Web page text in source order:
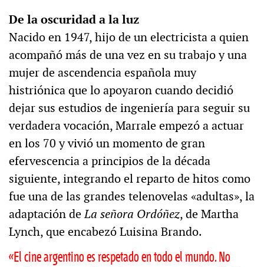
De la oscuridad a la luz
Nacido en 1947, hijo de un electricista a quien
acompañó más de una vez en su trabajo y una
mujer de ascendencia española muy
histriónica que lo apoyaron cuando decidió
dejar sus estudios de ingeniería para seguir su
verdadera vocación, Marrale empezó a actuar
en los 70 y vivió un momento de gran
efervescencia a principios de la década
siguiente, integrando el reparto de hitos como
fue una de las grandes telenovelas «adultas», la
adaptación deLa señora Ordóñez, de Martha
Lynch, que encabezó Luisina Brando.
«El cine argentino es respetado en todo el mundo. No